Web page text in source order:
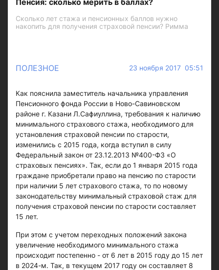
Пенсия: сколько мерить в баллах?
Сколько лет стажа и пенсионных баллов нужно
накопить для получения страховой пенсии? Римма
ПОЛЕЗНОЕ 23 ноября 2017 05:51
Как пояснила заместитель начальника управления
Пенсионного фонда России в Ново-Савиновском
районе г. Казани Л.Сафиуллина, требования к наличию
минимального страхового стажа, необходимого для
установления страховой пенсии по старости,
изменились с 2015 года, когда вступил в силу
Федеральный закон от 23.12.2013 №400-ФЗ «О
страховых пенсиях». Так, если до 1 января 2015 года
граждане приобретали право на пенсию по старости
при наличии 5 лет страхового стажа, то по новому
законодательству минимальный страховой стаж для
получения страховой пенсии по старости составляет
15 лет.
При этом с учетом переходных положений закона
увеличение необходимого минимального стажа
происходит постепенно - от 6 лет в 2015 году до 15 лет
в 2024-м. Так, в текущем 2017 году он составляет 8